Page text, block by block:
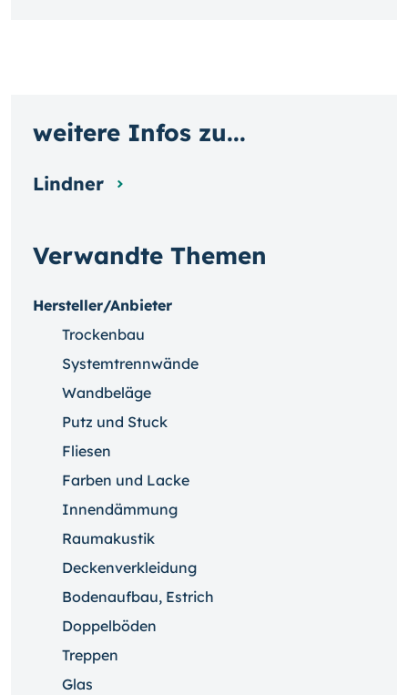
Verwandte Themen
Hersteller/Anbieter
Trockenbau
Systemtrennwände
Wandbeläge
Putz und Stuck
Fliesen
Farben und Lacke
Innendämmung
Raumakustik
Deckenverkleidung
Bodenaufbau, Estrich
Doppelböden
Treppen
Glas
weitere Infos zu...
Lindner